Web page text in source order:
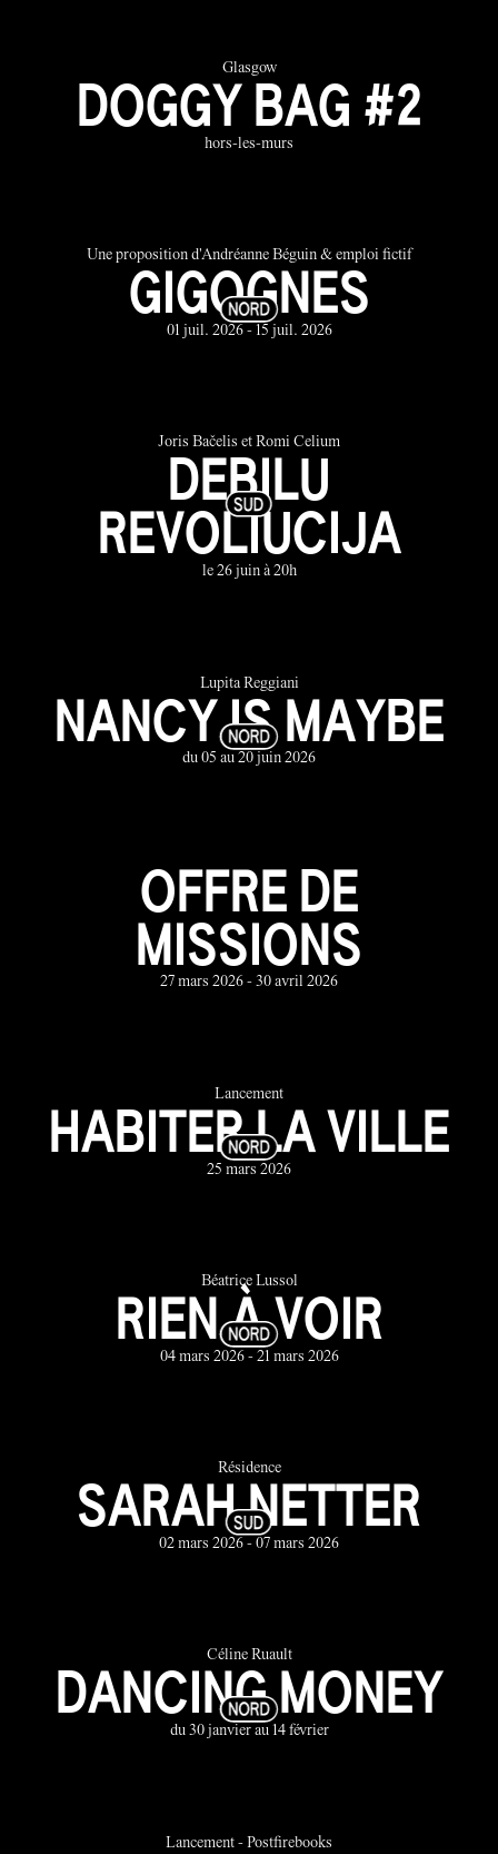
Glasgow
DOGGY BAG #2
hors-les-murs
Une proposition d'Andréanne Béguin & emploi fictif
GIGOGNES
01 juil. 2026 - 15 juil. 2026
Joris Bačelis et Romi Celium
DEBILU
REVOLIUCIJA
le 26 juin à 20h
Lupita Reggiani
NANCY IS MAYBE
du 05 au 20 juin 2026
OFFRE DE
MISSIONS
27 mars 2026 - 30 avril 2026
Lancement
HABITER LA VILLE
25 mars 2026
Béatrice Lussol
RIEN À VOIR
04 mars 2026 - 21 mars 2026
Résidence
SARAH NETTER
02 mars 2026 - 07 mars 2026
Céline Ruault
DANCING MONEY
du 30 janvier au 14 février
Lancement - Postfirebooks